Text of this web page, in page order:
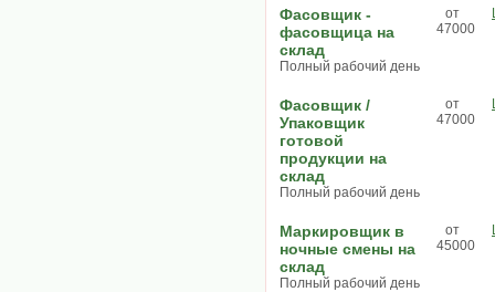
Фасовщик -
фасовщица на
склад
Полный рабочий день
от
47000
Фасовщик /
Упаковщик
готовой
продукции на
склад
Полный рабочий день
от
47000
Маркировщик в
ночные смены на
склад
Полный рабочий день
от
45000